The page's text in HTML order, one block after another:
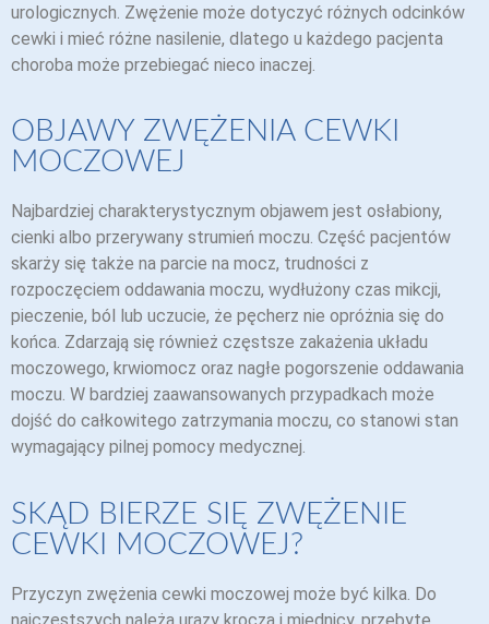
urologicznych. Zwężenie może dotyczyć różnych odcinków
cewki i mieć różne nasilenie, dlatego u każdego pacjenta
choroba może przebiegać nieco inaczej.
OBJAWY ZWĘŻENIA CEWKI
MOCZOWEJ
Najbardziej charakterystycznym objawem jest osłabiony,
cienki albo przerywany strumień moczu. Część pacjentów
skarży się także na parcie na mocz, trudności z
rozpoczęciem oddawania moczu, wydłużony czas mikcji,
pieczenie, ból lub uczucie, że pęcherz nie opróżnia się do
końca. Zdarzają się również częstsze zakażenia układu
moczowego, krwiomocz oraz nagłe pogorszenie oddawania
moczu. W bardziej zaawansowanych przypadkach może
dojść do całkowitego zatrzymania moczu, co stanowi stan
wymagający pilnej pomocy medycznej.
SKĄD BIERZE SIĘ ZWĘŻENIE
CEWKI MOCZOWEJ?
Przyczyn zwężenia cewki moczowej może być kilka. Do